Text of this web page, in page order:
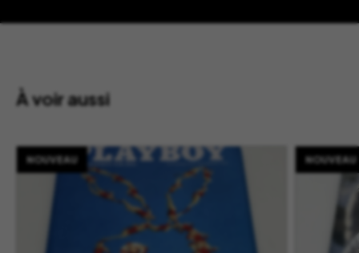
À voir aussi
NOUVEAU NOUVEAU